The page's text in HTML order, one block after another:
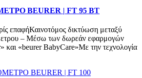
BEURER | FT 95 BT
επαφήΚαινοτόμος δικτύωση μεταξύ
– Μέσω των δωρεάν εφαρμογών
και «beurer BabyCare»Με την τεχνολογία